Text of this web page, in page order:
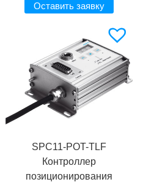
Оставить заявку
SPC11-POT-TLF
Контроллер
позиционирования